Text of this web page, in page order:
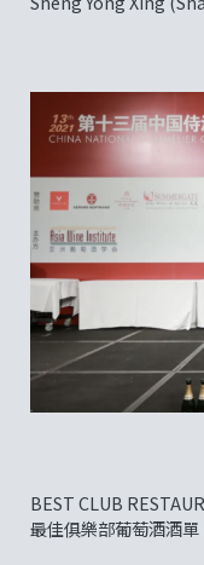
BEST CLUB
最佳俱樂部葡萄酒酒單